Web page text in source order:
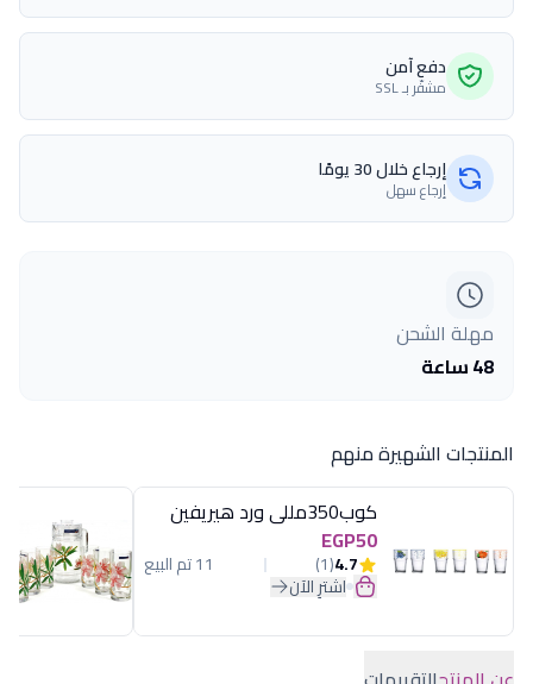
دفع آمن
مشفّر بـ SSL
إرجاع خلال 30 يومًا
إرجاع سهل
مهلة الشحن
48 ساعة
المنتجات الشهيرة منهم
كوب350مللى ورد هيريفين
EGP50
4.7
(1) 11 تم البيع
اشترِ الآن